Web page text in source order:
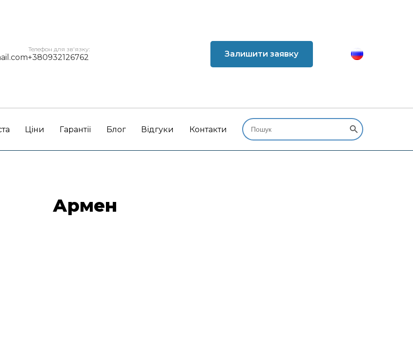
Телефон для зв'язку:
+380932126762 Залишити заявку
Ціни Гарантії Блог Відгуки Контакти
Search
for:
Search Button
Армен